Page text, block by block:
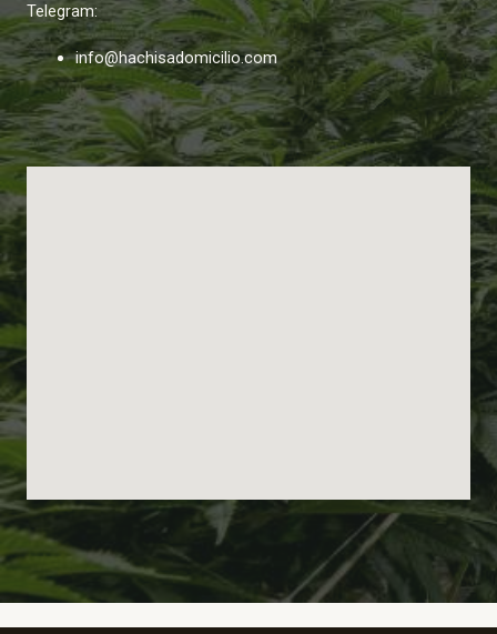
Telegram:
info@hachisadomicilio.com